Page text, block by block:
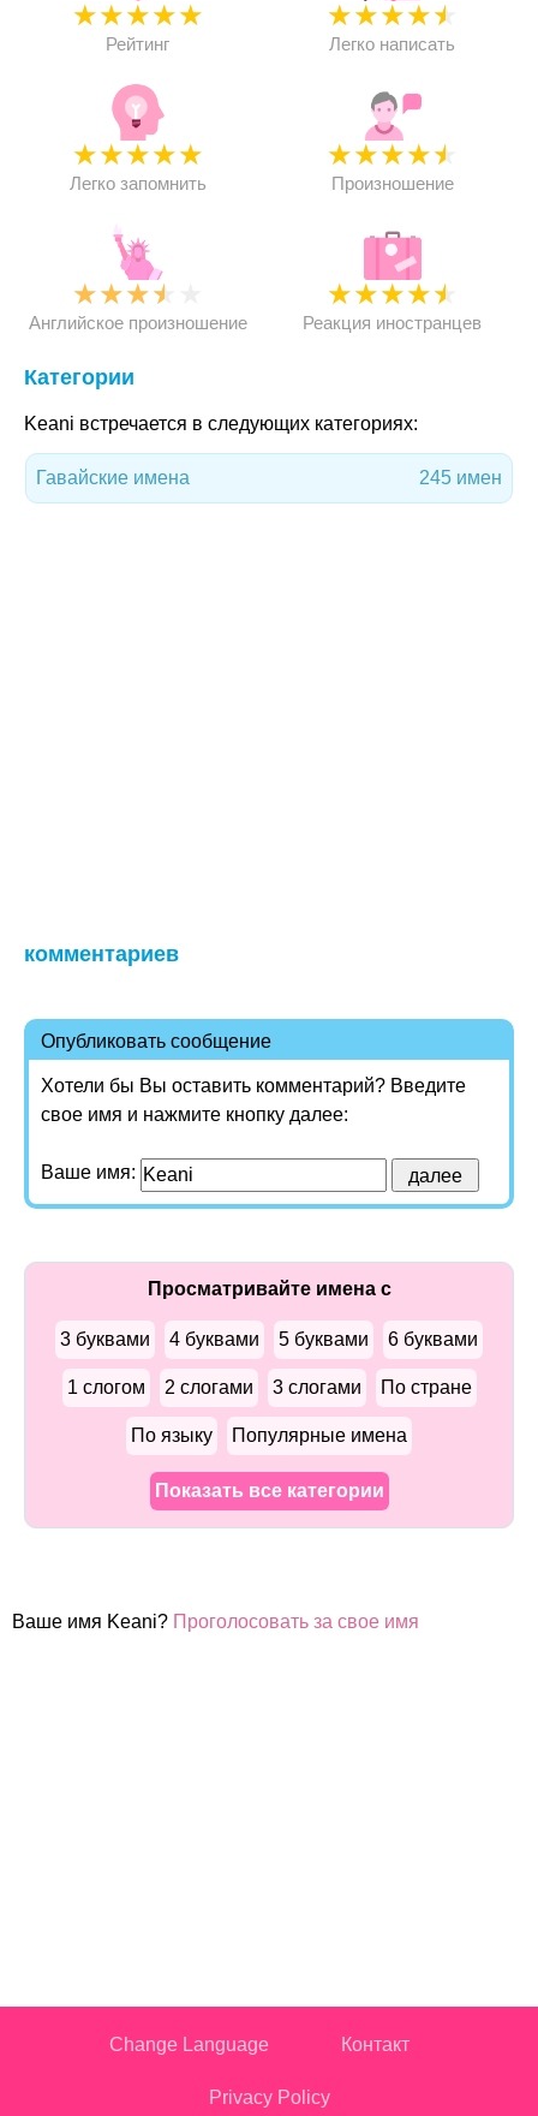
★★★★★
Рейтинг
★★★★★
Легко написать
★★★★★
Легко запомнить
★★★★★
Произношение
★★★★
Английское произношение
★★★★★
Реакция иностранцев
Категории
Keani встречается в следующих категориях:
Гавайские имена 245 имен
комментариев
Опубликовать сообщение
Хотели бы Вы оставить комментарий? Введите
свое имя и нажмите кнопку далее:
Ваше имя:
Просматривайте имена с
3 буквами 4 буквами 5 буквами 6 буквами
1 слогом 2 слогами 3 слогами По стране
По языку Популярные имена
Показать все категории
Ваше имя Keani? Проголосовать за свое имя
Change Language Контакт
Privacy Policy